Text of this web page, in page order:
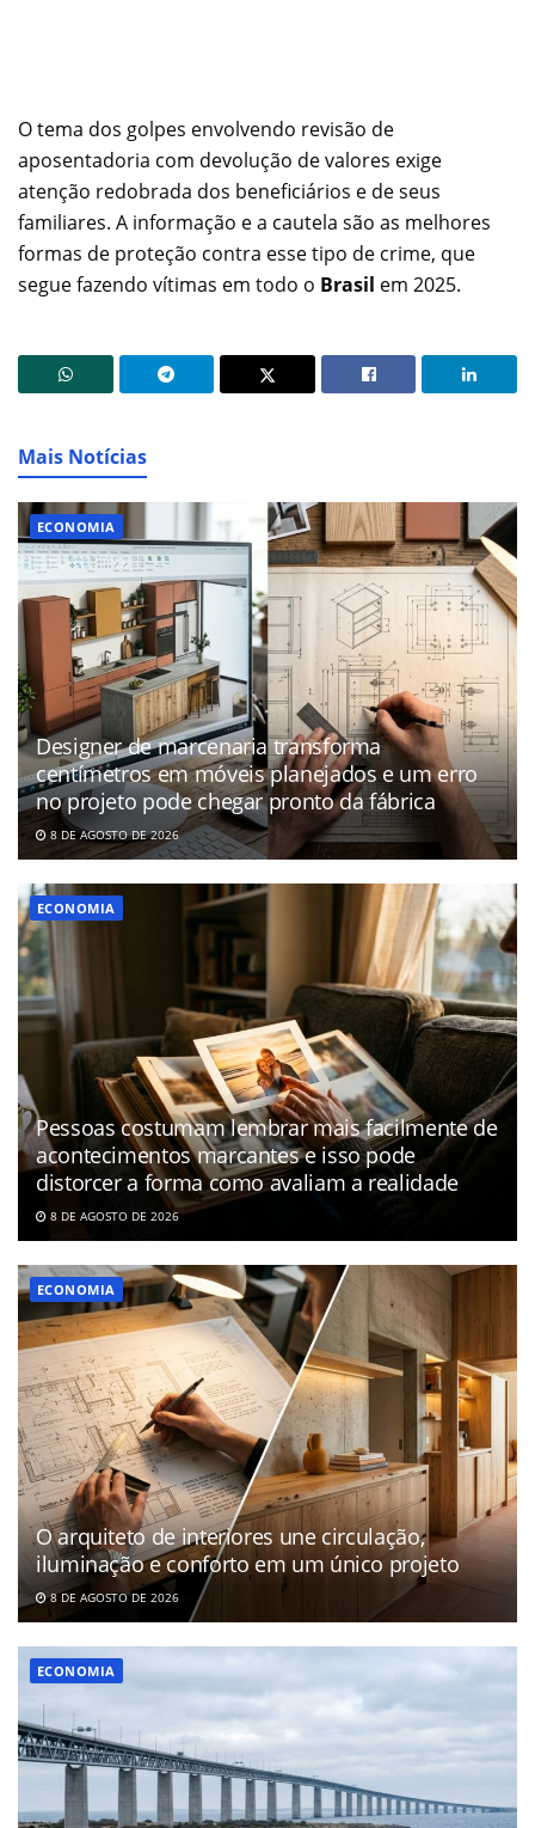
O tema dos golpes envolvendo revisão de
aposentadoria com devolução de valores exige
atenção redobrada dos beneficiários e de seus
familiares. A informação e a cautela são as melhores
formas de proteção contra esse tipo de crime, que
segue fazendo vítimas em todo o Brasil em 2025.
Mais Notícias
ECONOMIA
Designer de marcenaria transforma
centímetros em móveis planejados e um erro
no projeto pode chegar pronto da fábrica
8 DE AGOSTO DE 2026
ECONOMIA
Pessoas costumam lembrar mais facilmente de
acontecimentos marcantes e isso pode
distorcer a forma como avaliam a realidade
8 DE AGOSTO DE 2026
ECONOMIA
O arquiteto de interiores une circulação,
iluminação e conforto em um único projeto
8 DE AGOSTO DE 2026
ECONOMIA